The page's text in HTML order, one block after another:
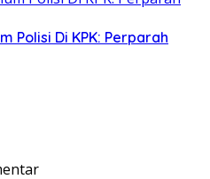
Polisi Di KPK: Perparah